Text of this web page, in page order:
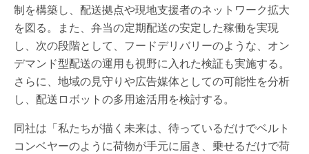
制を構築し、配送拠点や現地支援者のネットワーク拡大
を図る。また、弁当の定期配送の安定した稼働を実現
し、次の段階として、フードデリバリーのような、オン
デマンド型配送の運用も視野に入れた検証も実施する。
さらに、地域の見守りや広告媒体としての可能性を分析
し、配送ロボットの多用途活用を検討する。
同社は「私たちが描く未来は、待っているだけでベルト
コンベヤーのように荷物が手元に届き、乗せるだけで荷